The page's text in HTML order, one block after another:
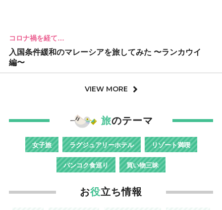
コロナ禍を経て…
入国条件緩和のマレーシアを旅してみた 〜ランカウイ
編〜
VIEW MORE
旅のテーマ
女子旅 ラグジュアリーホテル リゾート満喫
バンコク食巡り 買い物三昧
お役立ち情報